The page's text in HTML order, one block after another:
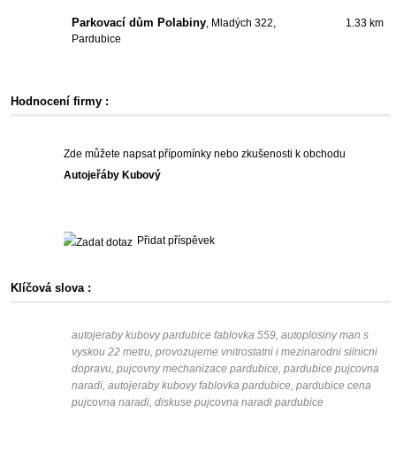
Parkovací dům Polabiny, Mladých 322,
Pardubice
1.33 km
Hodnocení firmy :
Zde můžete napsat přípomínky nebo zkušenosti k obchodu
Autojeřáby Kubový
Přidat příspěvek
Klíčová slova :
autojeraby kubovy pardubice fablovka 559, autoplosiny man s
vyskou 22 metru, provozujeme vnitrostatni i mezinarodni silnicni
dopravu, pujcovny mechanizace pardubice, pardubice pujcovna
naradi, autojeraby kubovy fablovka pardubice, pardubice cena
pujcovna naradi, diskuse pujcovna naradi pardubice